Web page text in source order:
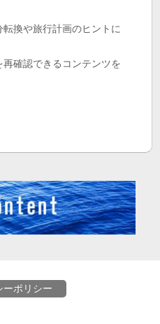
換や旅行計画のヒントに
確認できるコンテンツを
ーポリシー